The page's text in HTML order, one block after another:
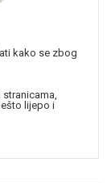
kako se zbog
lijepo i